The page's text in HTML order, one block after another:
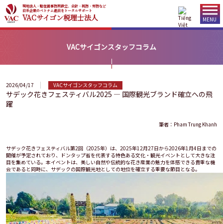
現地法人・駐在員事務所設立、会計・税務・労務など
日系企業のベトナム進出をトータルサポート
VACサイゴン税理士法人 MENU
VACサイゴンスタッフコラム
2026/04/17 VACサイゴンスタッフコラム
サデック花きフェスティバル2025 ― 国際観光ブランド確立への飛
躍
筆者：Pham Trung Khanh
サデック花きフェスティバル第2回（2025年）は、2025年12月27日から2026年1月4日までの
開催が予定されており、ドンタップ省を代表する特色ある文化・観光イベントとして大きな注
目を集めている。本イベントは、美しい自然や伝統的な花き産業の魅力を体感できる貴重な機
会であると同時に、サデックの国際観光地としての地位を確立する重要な節目となる。